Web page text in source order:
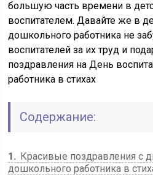
большую часть времени в
воспитателем. Давайте же в
дошкольного работника не
воспитателей за их труд и
поздравления на День
работника в стихах
Содержание:
1
Красивые поздравления с
дошкольного работника в